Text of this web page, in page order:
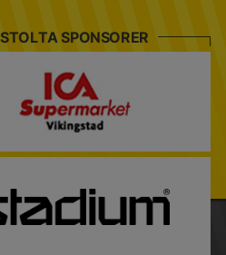
STOLTA SPONSORER